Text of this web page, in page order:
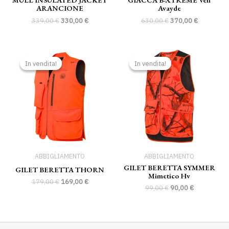
ARANCIONE
339,00€ 330,00 €
Avayde
630,00€ 370,00 €
In vendita!
In vendita!
ABBIGLIAMENTO
GILET BERETTA THORN
179,00€
Il
prezzo
originale
era:
179,00 €.
169,00 €
In vendita!
In vendita!
ABBIGLIAMENTO
GILET BERETTA SYMMER
Mimetico Hv
99,00€
Il
prezzo
originale
era:
99,00 €.
90,00 €
90,00 €.